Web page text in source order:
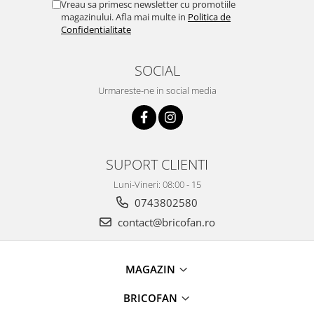
Chiuvete bucatarie compozit
Chiuvete inox
Climatizare si echipamente de
Paturi electrice cu incalzire
Vreau sa primesc newsletter cu promotiile
magazinului. Afla mai multe in Politica de
Confidentialitate
SOCIAL
Urmareste-ne in social media
SUPORT CLIENTI
Luni-Vineri: 08:00 - 15
0743802580
contact@bricofan.ro
MAGAZIN
BRICOFAN